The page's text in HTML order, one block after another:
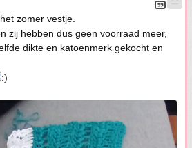
zomer vestje.
zij hebben dus geen voorraad meer,
dikte en katoenmerk gekocht en